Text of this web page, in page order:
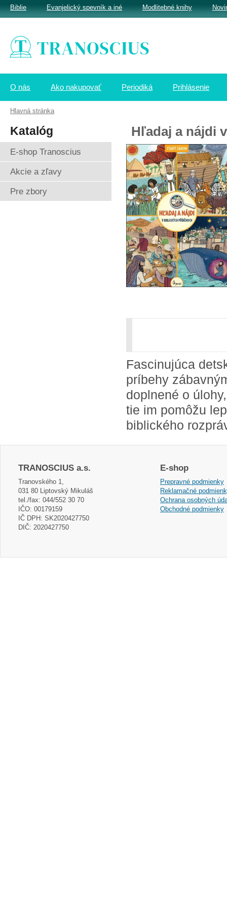
O nás Ako nakupovať Periodiká Prihlásenie
Hľadaj a nájdi
Fascinujúca
príbehy
doplnené o
tie im pomôžu
biblického
Katalóg
E-shop Tranoscius
Akcie a zľavy
Pre zbory
TRANOSCIUS a.s.
Tranovského 1,
031 80 Liptovský Mikuláš
tel./fax: 044/552 30 70
IČO: 00179159
IČ DPH: SK2020427750
DIČ: 2020427750
E-shop
Prepravné podmienky
Reklamačné
Ochrana osobných
Obchodné podmienky
Biblie Evanjelický spevník a iné Modlitebné knihy
Hlavná stránka